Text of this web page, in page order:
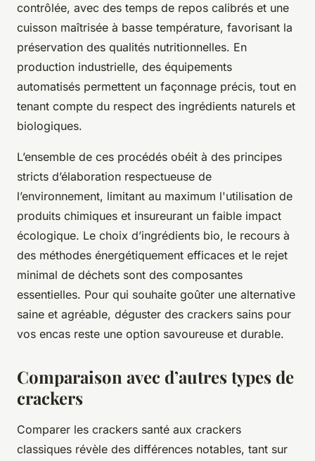
contrôlée, avec des temps de repos calibrés et une
cuisson maîtrisée à basse température, favorisant la
préservation des qualités nutritionnelles. En
production industrielle, des équipements
automatisés permettent un façonnage précis, tout en
tenant compte du respect des ingrédients naturels et
biologiques.
L’ensemble de ces procédés obéit à des principes
stricts d’élaboration respectueuse de
l’environnement, limitant au maximum l'utilisation de
produits chimiques et insureurant un faible impact
écologique. Le choix d’ingrédients bio, le recours à
des méthodes énergétiquement efficaces et le rejet
minimal de déchets sont des composantes
essentielles. Pour qui souhaite goûter une alternative
saine et agréable, déguster des crackers sains pour
vos encas reste une option savoureuse et durable.
Comparaison avec d’autres types de
crackers
Comparer les crackers santé aux crackers
classiques révèle des différences notables, tant sur